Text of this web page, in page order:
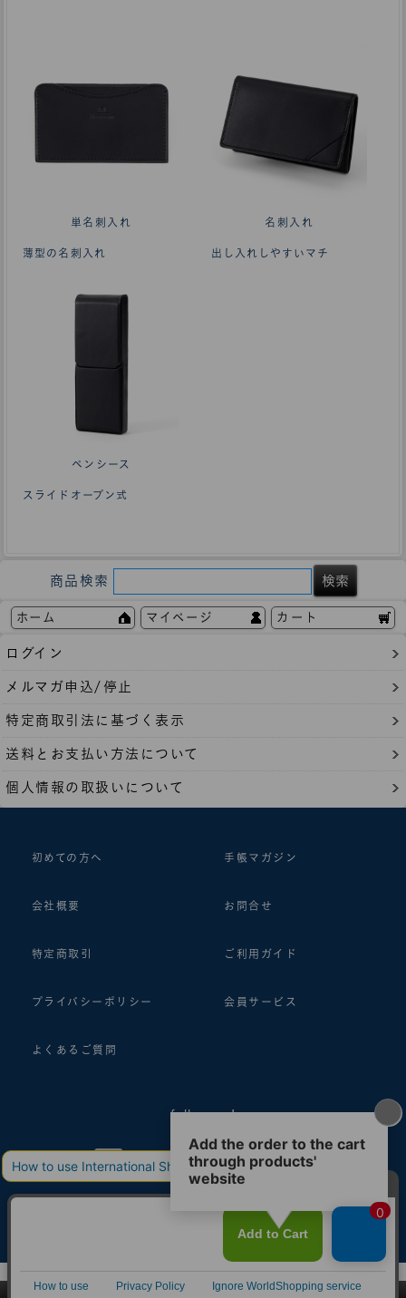
単名刺入れ
薄型の名刺入れ
名刺入れ
出し入れしやすいマチ
ペンシース
スライドオープン式
商品検索
ホーム マイページ カート
ログイン
メルマガ申込/停止
特定商取引法に基づく表示
送料とお支払い方法について
個人情報の取扱いについて
初めての方へ 手帳マガジン
会社概要 お問合せ
特定商取引 ご利用ガイド
プライバシーポリシー 会員サービス
よくあるご質問
follow us!
© 2018 ASHFORD Co.,Ltd.
このページをPC用に切り替え